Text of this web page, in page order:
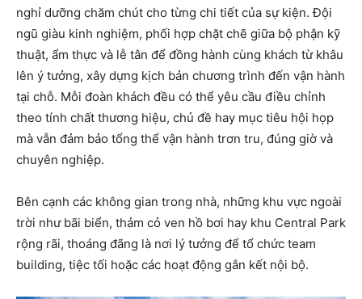
nghỉ dưỡng chăm chút cho từng chi tiết của sự kiện. Đội
ngũ giàu kinh nghiệm, phối hợp chặt chẽ giữa bộ phận kỹ
thuật, ẩm thực và lễ tân để đồng hành cùng khách từ khâu
lên ý tưởng, xây dựng kịch bản chương trình đến vận hành
tại chỗ. Mỗi đoàn khách đều có thể yêu cầu điều chỉnh
theo tính chất thương hiệu, chủ đề hay mục tiêu hội họp
mà vẫn đảm bảo tổng thể vận hành trơn tru, đúng giờ và
chuyên nghiệp.
Bên cạnh các không gian trong nhà, những khu vực ngoài
trời như bãi biển, thảm cỏ ven hồ bơi hay khu Central Park
rộng rãi, thoáng đãng là nơi lý tưởng để tổ chức team
building, tiệc tối hoặc các hoạt động gắn kết nội bộ.